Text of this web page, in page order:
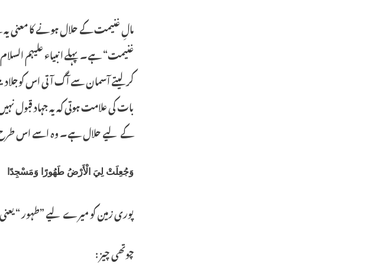
مالِ غنیمت کے حلال ہونے کا معنی یہ
غنیمت“ ہے۔ پہلے انبیاء علیہم
کرلیتے آسمان سے آگ آتی اس
بات کی علامت ہوتی کہ یہ جہاد
کے لیے حلال ہے۔ وہ اسے اس طرح
وَجُعِلَتْ لِيَ الْأَرْضُ طَهُورًا وَمَسْجِدًا
پوری زمین کو میرے لیے ”طہور “
چوتھی چیز :